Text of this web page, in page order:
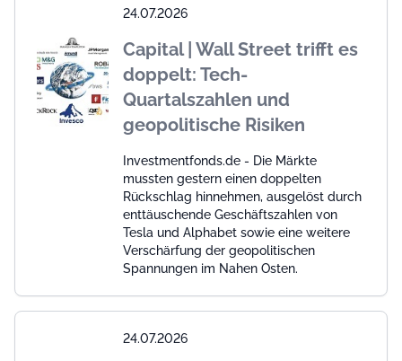
24.07.2026
Capital | Wall Street trifft es
doppelt: Tech-
Quartalszahlen und
geopolitische Risiken
Investmentfonds.de - Die Märkte
mussten gestern einen doppelten
Rückschlag hinnehmen, ausgelöst durch
enttäuschende Geschäftszahlen von
Tesla und Alphabet sowie eine weitere
Verschärfung der geopolitischen
Spannungen im Nahen Osten.
24.07.2026